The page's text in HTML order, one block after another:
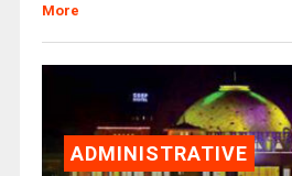
More
ADMINISTRATIVE